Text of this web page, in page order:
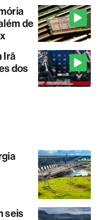
de
Irã
dos
seis